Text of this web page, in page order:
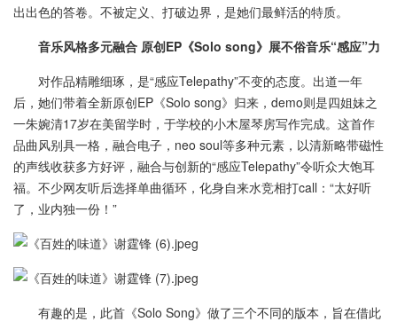
出出色的答卷。不被定义、打破边界，是她们最鲜活的特质。
音乐风格多元融合 原创EP《Solo song》展不俗音乐“感应”力
对作品精雕细琢，是“感应Telepathy”不变的态度。出道一年
后，她们带着全新原创EP《Solo song》归来，demo则是四姐妹之
一朱婉清17岁在美留学时，于学校的小木屋琴房写作完成。这首作
品曲风别具一格，融合电子，neo soul等多种元素，以清新略带磁性
的声线收获多方好评，融合与创新的“感应Telepathy”令听众大饱耳
福。不少网友听后选择单曲循环，化身自来水竞相打call：“太好听
了，业内独一份！”
有趣的是，此首《Solo Song》做了三个不同的版本，旨在借此